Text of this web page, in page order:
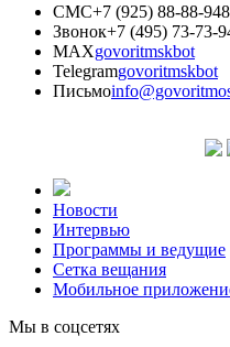
СМС+7 (925) 88-88-948
Звонок+7 (495) 73-73-
MAXgovoritmskbot
Telegramgovoritmskbot
Письмо
Новости
Интервью
Программы и ведущие
Сетка вещания
Мобильное
Мы в соцсетях